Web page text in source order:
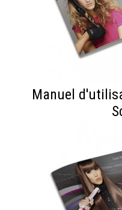
Manuel